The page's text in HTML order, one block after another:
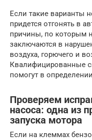
Если такие варианты
придется отгонять в
причины, по которым
заключаются в
воздуха, горючего и
Квалифицированные
помогут в
Проверяем
насоса: одна из
запуска мотора
Если на клеммах